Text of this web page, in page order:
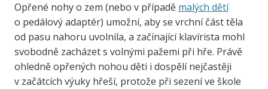
Opřené nohy o zem (nebo v případě malých dětí
o pedálový adaptér) umožní, aby se vrchní část těla
od pasu nahoru uvolnila, a začínající klavírista mohl
svobodně zacházet s volnými pažemi při hře. Právě
ohledně opřených nohou děti i dospělí nejčastěji
v začátcích výuky hřeší, protože při sezení ve škole